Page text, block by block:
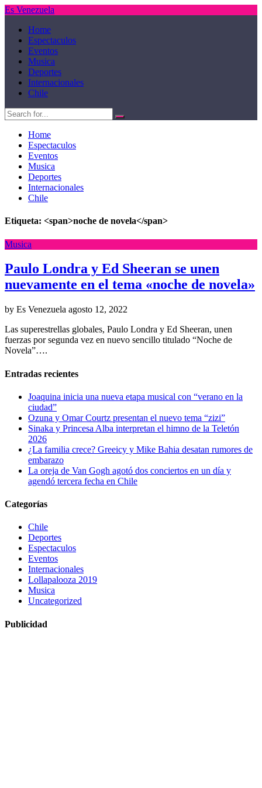
Es Venezuela
Home
Espectaculos
Eventos
Musica
Deportes
Internacionales
Chile
Home
Espectaculos
Eventos
Musica
Deportes
Internacionales
Chile
Etiqueta: <span>noche de novela</span>
Musica
Paulo Londra y Ed Sheeran se unen
nuevamente en el tema «noche de novela»
by Es Venezuela agosto 12, 2022
Las superestrellas globales, Paulo Londra y Ed Sheeran, unen
fuerzas por segunda vez en nuevo sencillo titulado “Noche de
Novela”….
Entradas recientes
Joaquina inicia una nueva etapa musical con “verano en la
ciudad”
Ozuna y Omar Courtz presentan el nuevo tema “zizi”
Sinaka y Princesa Alba interpretan el himno de la Teletón
2026
¿La familia crece? Greeicy y Mike Bahia desatan rumores de
embarazo
La oreja de Van Gogh agotó dos conciertos en un día y
agendó tercera fecha en Chile
Categorías
Chile
Deportes
Espectaculos
Eventos
Internacionales
Lollapalooza 2019
Musica
Uncategorized
Publicidad